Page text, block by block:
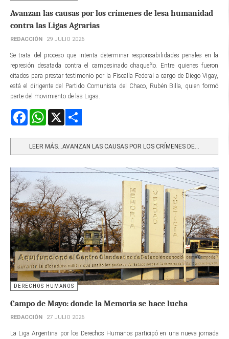
Avanzan las causas por los crímenes de lesa humanidad
contra las Ligas Agrarias
REDACCIÓN 29 JULIO 2026
Se trata del proceso que intenta determinar responsabilidades penales en la
represión desatada contra el campesinado chaqueño. Entre quienes fueron
citados para prestar testimonio por la Fiscalía Federal a cargo de Diego Vigay,
está el dirigente del Partido Comunista del Chaco, Rubén Billa, quien formó
parte del movimiento de las Ligas.
FacebookWhatsApp
LEER MÁS…AVANZAN LAS CAUSAS POR LOS CRÍMENES DE...
DERECHOS HUMANOS
Campo de Mayo: donde la Memoria se hace lucha
REDACCIÓN 27 JULIO 2026
La Liga Argentina por los Derechos Humanos participó en una nueva jornada